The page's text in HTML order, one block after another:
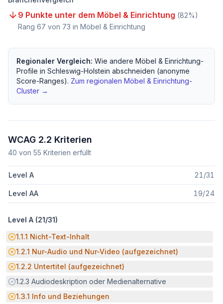
9 Punkte unter dem Möbel & Einrichtung (82%)
Rang 67 von 73 in Möbel & Einrichtung
Regionaler Vergleich: Wie andere Möbel & Einrichtung-
Profile in Schleswig-Holstein abschneiden (anonyme
Score-Ranges). Zum regionalen Möbel & Einrichtung-
Cluster →
WCAG 2.2 Kriterien
40 von 55 Kriterien erfüllt
Level A 21 /31
Level AA 19/24
Level A (21/31)
Potenzielle Barriere:
1.1.1 Nicht-Text-Inhalt
Potenzielle Barriere:
1.2.1 Nur-Audio und Nur-Video (aufgezeichnet)
Potenzielle Barriere:
1.2.2 Untertitel (aufgezeichnet)
Erfüllt:
1.2.3 Audiodeskription oder Medienalternative
Potenzielle Barriere:
1.3.1 Info und Beziehungen